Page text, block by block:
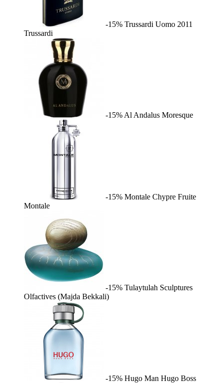
-15% Trussardi Uomo 2011
Trussardi
-15% Al Andalus Moresque
-15% Montale Chypre Fruite
Montale
-15% Tulaytulah Sculptures
Olfactives (Majda Bekkali)
-15% Hugo Man Hugo Boss